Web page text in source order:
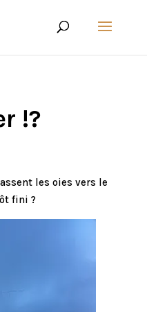
!?
les oies vers le
fini ?